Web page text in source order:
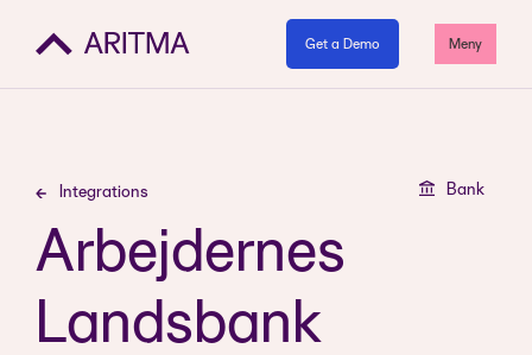
Get a Demo Meny
Integrations Bank
Arbejdernes
Landsbank